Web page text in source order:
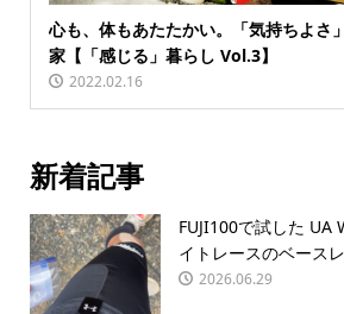
心も、体もあたたかい。「気持ちよさ
家【「感じる」暮らし Vol.3】
2022.02.16
新着記事
FUJI100で試した
イトレースのベース
2026.06.29